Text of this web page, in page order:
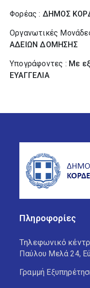
Φορέας : ΔΗΜΟΣ
Οργανωτικές
ΑΔΕΙΩΝ ΔΟΜΗΣΗΣ
Υπογράφοντες : Με
ΕΥΑΓΓΕΛΙΑ
Πληροφορίες
Τηλεφωνικό
Παύλου Μελά 24,
Γραμμή